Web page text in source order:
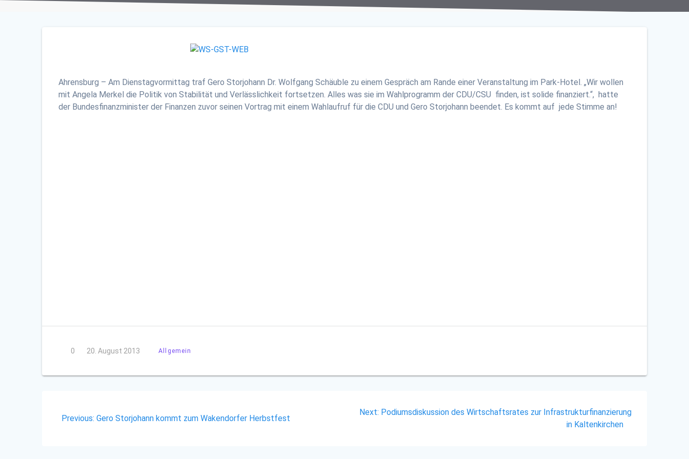
Ahrensburg – Am Dienstagvormittag traf Gero Storjohann Dr. Wolfgang Schäuble zu einem Gespräch am Rande einer Veranstaltung im Park-Hotel. „Wir wollen
mit Angela Merkel die Politik von Stabilität und Verlässlichkeit fortsetzen. Alles was sie im Wahlprogramm der CDU/CSU finden, ist solide finanziert.“, hatte
der Bundesfinanzminister der Finanzen zuvor seinen Vortrag mit einem Wahlaufruf für die CDU und Gero Storjohann beendet. Es kommt auf jede Stimme an!
0 20. August 2013 Allgemein
Previous: Previous
Gero Storjohann kommt zum Wakendorfer Herbstfest
Next: Next
Podiumsdiskussion des Wirtschaftsrates zur Infrastrukturfinanzierung
in Kaltenkirchen